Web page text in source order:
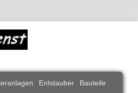
Entstauber Bauteile